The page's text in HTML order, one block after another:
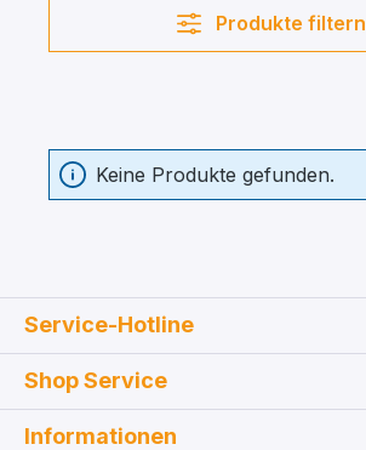
Produkte filtern
Keine Produkte gefunden.
Service-Hotline
Shop Service
Informationen